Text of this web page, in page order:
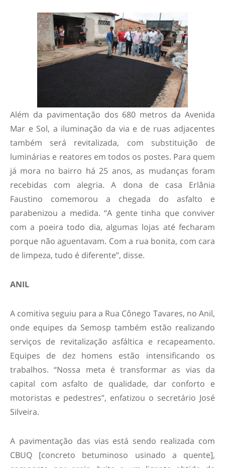
Além da pavimentação dos 680 metros da Avenida
Mar e Sol, a iluminação da via e de ruas adjacentes
também será revitalizada, com substituição de
luminárias e reatores em todos os postes. Para quem
já mora no bairro há 25 anos, as mudanças foram
recebidas com alegria. A dona de casa Erlânia
Faustino comemorou a chegada do asfalto e
parabenizou a medida. “A gente tinha que conviver
com a poeira todo dia, algumas lojas até fecharam
porque não aguentavam. Com a rua bonita, com cara
de limpeza, tudo é diferente”, disse.
ANIL
A comitiva seguiu para a Rua Cônego Tavares, no Anil,
onde equipes da Semosp também estão realizando
serviços de revitalização asfáltica e recapeamento.
Equipes de dez homens estão intensificando os
trabalhos. “Nossa meta é transformar as vias da
capital com asfalto de qualidade, dar conforto e
motoristas e pedestres”, enfatizou o secretário José
Silveira.
A pavimentação das vias está sendo realizada com
CBUQ [concreto betuminoso usinado a quente],